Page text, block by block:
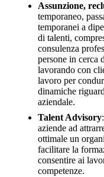
Assunzione,
temporaneo,
temporanei a
di talenti,
consulenza
persone in cerca
lavorando con
lavoro per
dinamiche
aziendale.
Talent Advisory
aziende ad
ottimale un
facilitare la
consentire ai
competenze.